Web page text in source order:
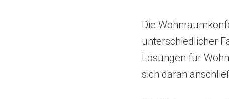
Die
unterschiedlicher
Lösungen für
sich daran